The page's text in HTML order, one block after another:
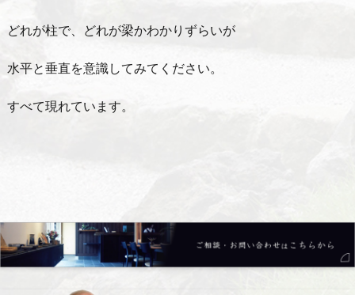
どれが柱で、どれが梁かわかりずらいが
水平と垂直を意識してみてください。
すべて現れています。